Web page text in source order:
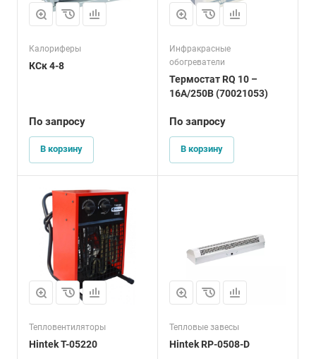
Калориферы
КСк 4-8
По запросу
В корзину
Инфракрасные
обогреватели
Термостат RQ 10 –
16A/250В (70021053)
По запросу
В корзину
Тепловентиляторы
Hintek T-05220
Тепловые завесы
Hintek RP-0508-D